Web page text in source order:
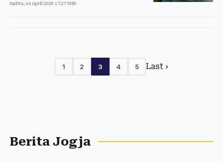
Sabtu, 04 April 2026 17:27 WIB
1 2 3 4 5 Last ›
Berita Jogja